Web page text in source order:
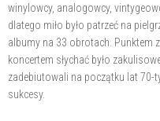
winylowcy, analogowcy,
dlatego miło było patrzeć na
albumy na 33 obrotach. Punktem
koncertem słychać było
zadebiutowali na początku lat
sukcesy.